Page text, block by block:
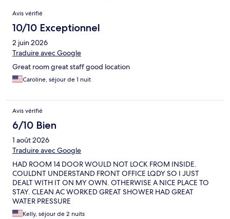
Avis
Avis vérifié
10/10 Exceptionnel
2 juin 2026
Traduire avec Google
Great room great staff good location
Caroline, séjour de 1 nuit
Avis vérifié
6/10 Bien
1 août 2026
Traduire avec Google
HAD ROOM 14 DOOR WOULD NOT LOCK FROM INSIDE.
COULDNT UNDERSTAND FRONT OFFICE LQDY SO I JUST
DEALT WITH IT ON MY OWN. OTHERWISE A NICE PLACE TO
STAY. CLEAN AC WORKED GREAT SHOWER HAD GREAT
WATER PRESSURE
Kelly, séjour de 2 nuits